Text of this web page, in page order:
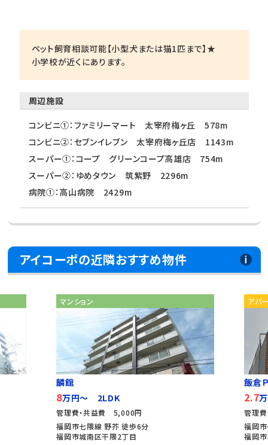
ペット飼育相談可能【小型犬または猫1匹まで】★
小学校が近くにあります。
周辺施設
コンビニ①：ファミリーマート 太宰府梅ヶ丘 578m
コンビニ②：セブンイレブン 太宰府梅ヶ丘店 1143m
スーパー①：コープ グリーンコープ高雄店 754m
スーパー②：ゆめタウン 筑紫野 2296m
病院①：高山病院 2429m
アイコーポの近隣おすすめ物件
マンション
麟館
8万円～ 2LDK
管理費・共益費 5,000円
福岡市七隈線 野芥 徒歩6分
福岡市城南区干隈2丁目
アパ
飯倉
2.7
管理
福岡
福岡